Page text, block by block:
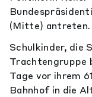
(Mitte) antreten.
Schulkinder, die
Trachtengruppe
Tage vor ihrem
Bahnhof in die